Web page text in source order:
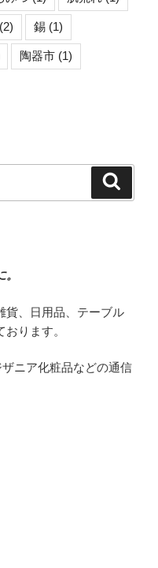
(2) 錫 (1)
陶器市 (1)
貨、日用品、テーブル
ります。
ニア化粧品などの通信